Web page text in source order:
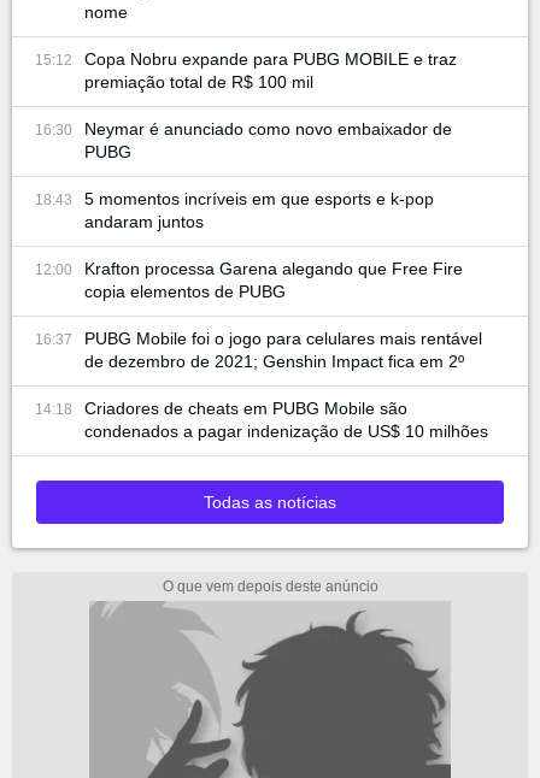
nome
15:12
Copa Nobru expande para PUBG MOBILE e traz
premiação total de R$ 100 mil
16:30
Neymar é anunciado como novo embaixador de
PUBG
18:43
5 momentos incríveis em que esports e k-pop
andaram juntos
12:00
Krafton processa Garena alegando que Free Fire
copia elementos de PUBG
16:37
PUBG Mobile foi o jogo para celulares mais rentável
de dezembro de 2021; Genshin Impact fica em 2º
14:18
Criadores de cheats em PUBG Mobile são
condenados a pagar indenização de US$ 10 milhões
Todas as notícias